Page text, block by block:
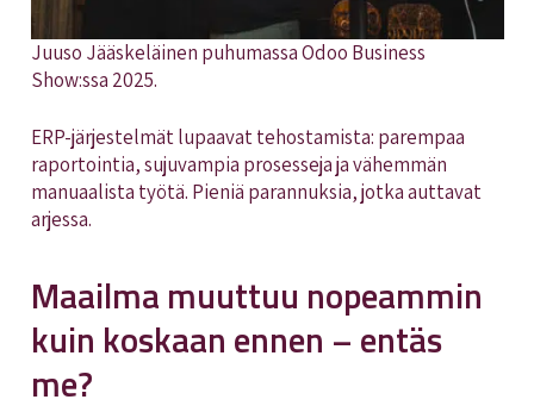
Juuso Jääskeläinen puhumassa Odoo Business
Show:ssa 2025.
ERP-järjestelmät lupaavat tehostamista: parempaa
raportointia, sujuvampia prosesseja ja vähemmän
manuaalista työtä. Pieniä parannuksia, jotka auttavat
arjessa.
Maailma muuttuu nopeammin
kuin koskaan ennen – entäs
me?